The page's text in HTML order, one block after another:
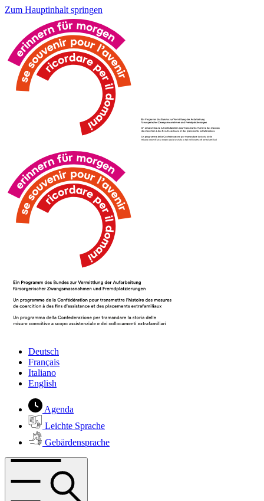
Zum Hauptinhalt springen
Deutsch
Français
Italiano
English
Agenda
Leichte Sprache
Gebärdensprache